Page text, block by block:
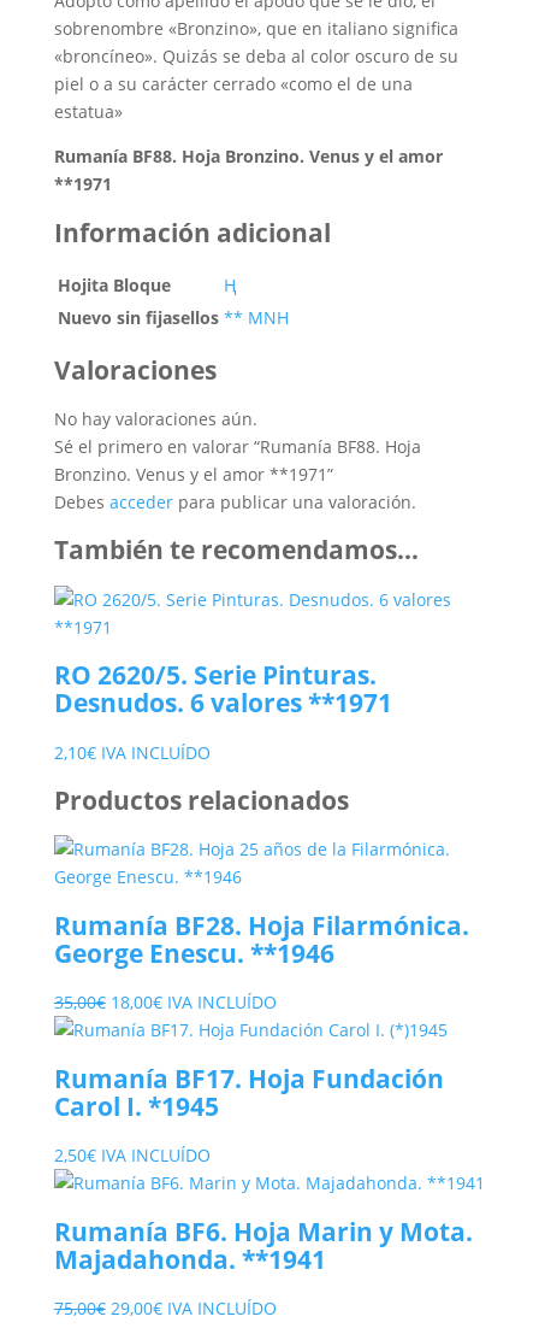
sobrenombre «Bronzino», que en italiano significa
«broncíneo». Quizás se deba al color oscuro de su
piel o a su carácter cerrado «como el de una
estatua»
Rumanía BF88. Hoja Bronzino. Venus y el amor
**1971
Información adicional
Hojita Bloque
Ң
Nuevo sin fijasellos ** MNH
Valoraciones
No hay valoraciones aún.
Sé el primero en valorar “Rumanía BF88. Hoja
Bronzino. Venus y el amor **1971”
Debes accederpara publicar una valoración.
También te recomendamos…
RO 2620/5. Serie Pinturas.
Desnudos. 6 valores **1971
2,10€ IVA INCLUÍDO
Productos relacionados
Rumanía BF28. Hoja Filarmónica.
George Enescu. **1946
35,00€ El
precio
era:
35,00€.
18,00€El
precio
es:
18,00€.
IVA INCLUÍDO
Rumanía BF17. Hoja Fundación
Carol I. *1945
2,50€ IVA INCLUÍDO
Rumanía BF6. Hoja Marin y Mota.
Majadahonda. **1941
75,00€ El
29,00€ElIVA INCLUÍDO